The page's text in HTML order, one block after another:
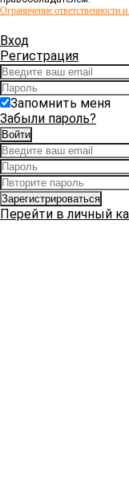
Ограничение ответственности
Вход
Регистрация
Запомнить меня
Забыли пароль?
Перейти в личный